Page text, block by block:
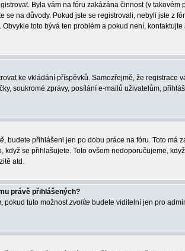
Byla vám na fóru zakázána činnost (v takovém
na důvody. Pokud jste se registrovali, nebyli jste z
toto bývá ten problém a pokud není,
ke vkládání příspěvků. Samozřejmě, že registrace
soukromé zprávy, posílání e-mailů uživatelům,
, budete přihlášeni jen po dobu práce na fóru. Toto má
se přihlašujete. Toto ovšem nedoporučujeme,
atd.
právě přihlášených?
, pokud tuto možnostzvolíte budete viditelní jen pro